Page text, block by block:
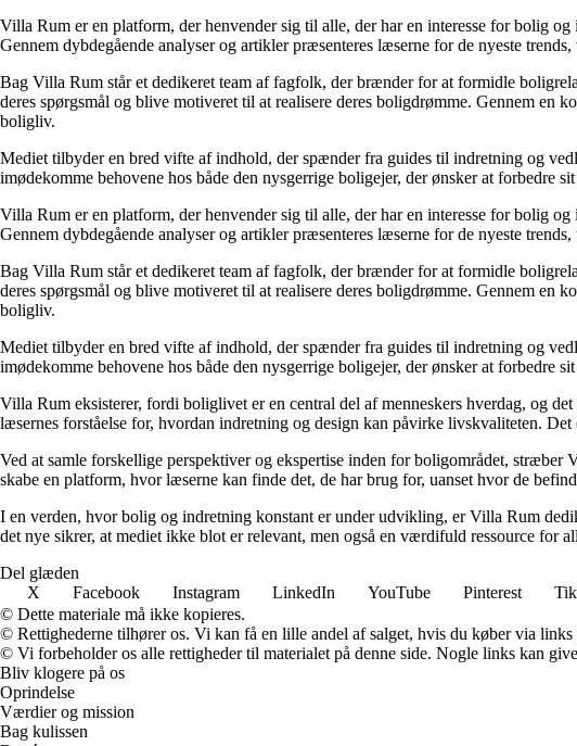
Villa Rum er en platform, der henvender sig til alle, der har en interesse for bolig
Gennem dybdegående analyser og artikler præsenteres læserne for de nyeste
Bag Villa Rum står et dedikeret team af fagfolk, der brænder for at formidle
deres spørgsmål og blive motiveret til at realisere deres boligdrømme. Gennem
boligliv.
Mediet tilbyder en bred vifte af indhold, der spænder fra guides til indretning og
imødekomme behovene hos både den nysgerrige boligejer, der ønsker at forbedre
Villa Rum er en platform, der henvender sig til alle, der har en interesse for bolig
Gennem dybdegående analyser og artikler præsenteres læserne for de nyeste
Bag Villa Rum står et dedikeret team af fagfolk, der brænder for at formidle
deres spørgsmål og blive motiveret til at realisere deres boligdrømme. Gennem
boligliv.
Mediet tilbyder en bred vifte af indhold, der spænder fra guides til indretning og
imødekomme behovene hos både den nysgerrige boligejer, der ønsker at forbedre
Villa Rum eksisterer, fordi boliglivet er en central del af menneskers hverdag, og
læsernes forståelse for, hvordan indretning og design kan påvirke livskvaliteten.
Ved at samle forskellige perspektiver og ekspertise inden for boligområdet,
skabe en platform, hvor læserne kan finde det, de har brug for, uanset hvor de
I en verden, hvor bolig og indretning konstant er under udvikling, er Villa Rum
det nye sikrer, at mediet ikke blot er relevant, men også en værdifuld ressource for
Del glæden
X
Facebook Instagram LinkedIn YouTube Pinterest
© Dette materiale må ikke kopieres.
© Rettighederne tilhører os. Vi kan få en lille andel af salget, hvis du køber via links
© Vi forbeholder os alle rettigheder til materialet på denne side. Nogle links kan
Bliv klogere på os
Oprindelse
Værdier og mission
Bag kulissen